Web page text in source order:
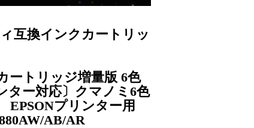
互換インクカートリッ
ートリッジ増量版 6色
ター対応〕クマノミ6色
プリンター用
AB/AR